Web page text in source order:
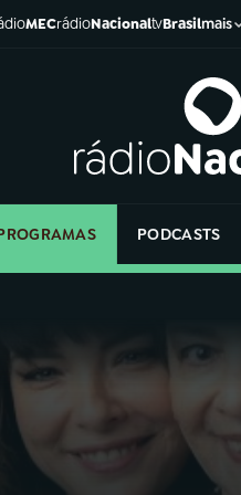
MECrádioNacionaltvBrasilmais
PODCASTS